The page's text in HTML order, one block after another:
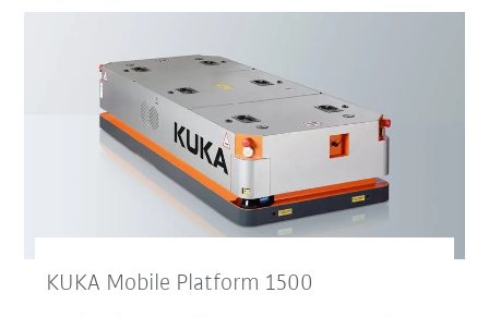
KUKA Mobile Platform 1500